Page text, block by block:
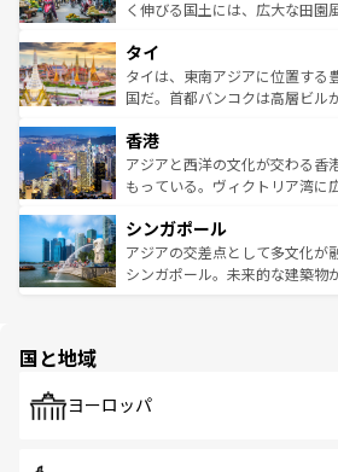
照してほしい。
まで、さまざまな韓国料理が待
リティに包まれながら、韓国の
わってみてほしい。
覧を参照してほしい。
く伸びる国土には、広大な田園
急速な発展と共に伝統が息づく
ーチミン市のフランス統治時代
醸し出している。また、バラエ
とつ。フォーやバインミー、ベ
ひ現地で味わいたい。どの地域
が旅行者を迎えてくれるので、
参照してほしい。
タイ
タイは、東南アジアに位置する
国だ。首都バンコクは高層ビル
の活気が交差している。北部で
帯で自然と触れ合い、南部では
いビーチでリゾート気分を楽し
激する。気候は一年中温暖で、
が待っている。親しみやすいタ
た文化、そして多様な観光資源
香港
アジアと西洋の文化が交わる香
もっている。ヴィクトリア湾に
み、どこを訪れても感動するは
ており、効率よく見どころを回
うな絶景から文化的な体験まで
シンガポール
アジアの交差点として多文化が
シンガポール。未来的な建築物
で、ホーカーズは地元の風情を
国と地域
ヨーロッパ